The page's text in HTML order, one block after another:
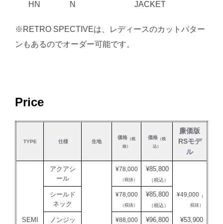
HN
N
JACKET
※RETRO SPECTIVEは、レディースのカットパター
ンもあるのでオーダー可能です。
Price
TYPE 仕様 生地
価格 （税
抜）
価格 （税
込）
廉価版
RSモデ
ル
SEMI
アクアシ
ール
¥78,000
（税抜）
¥85,800
（税込）
シールド
ネック
¥78,000
（税抜）
¥85,800
（税込）
¥49,000 （
税抜）
ノンジッ
¥88,000 ¥96,800 ¥53,900